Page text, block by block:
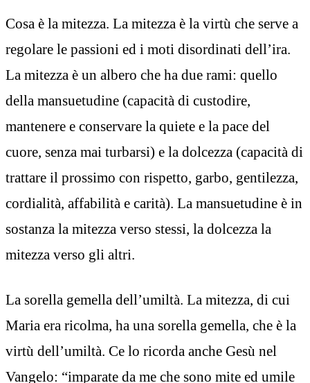
Cosa è la mitezza. La mitezza è la virtù che serve a
regolare le passioni ed i moti disordinati dell’ira.
La mitezza è un albero che ha due rami: quello
della mansuetudine (capacità di custodire,
mantenere e conservare la quiete e la pace del
cuore, senza mai turbarsi) e la dolcezza (capacità di
trattare il prossimo con rispetto, garbo, gentilezza,
cordialità, affabilità e carità). La mansuetudine è in
sostanza la mitezza verso stessi, la dolcezza la
mitezza verso gli altri.
La sorella gemella dell’umiltà. La mitezza, di cui
Maria era ricolma, ha una sorella gemella, che è la
virtù dell’umiltà. Ce lo ricorda anche Gesù nel
Vangelo: “imparate da me che sono mite ed umile